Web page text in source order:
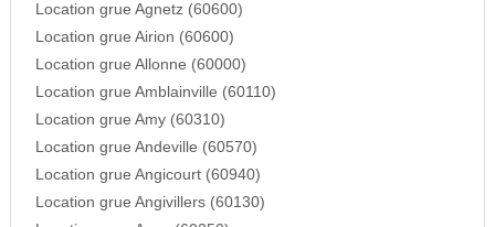
Location grue Agnetz (60600)
Location grue Airion (60600)
Location grue Allonne (60000)
Location grue Amblainville (60110)
Location grue Amy (60310)
Location grue Andeville (60570)
Location grue Angicourt (60940)
Location grue Angivillers (60130)